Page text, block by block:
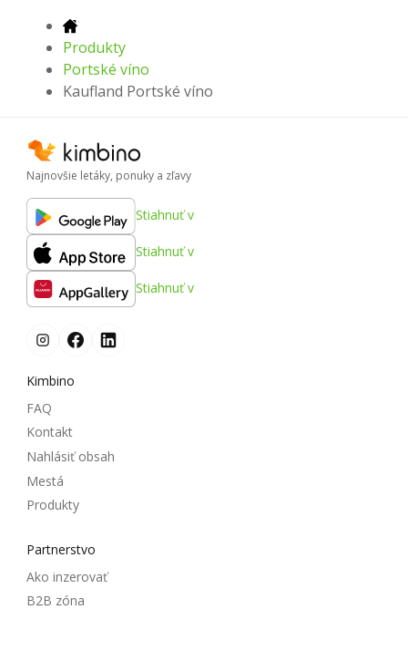
Produkty
Portské víno
Kaufland Portské víno
Najnovšie letáky, ponuky a zľavy
Stiahnuť v
Stiahnuť v
Stiahnuť v
Kimbino
FAQ
Kontakt
Nahlásiť obsah
Mestá
Produkty
Partnerstvo
Ako inzerovať
B2B zóna